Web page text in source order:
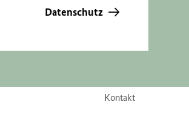
Datenschutz
Kontakt